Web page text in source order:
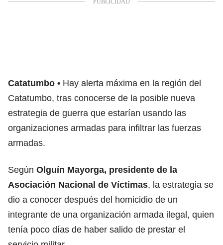
Catatumbo
Hay alerta máxima en la región del
Catatumbo, tras conocerse de la posible nueva
estrategia de guerra que estarían usando las
organizaciones armadas para infiltrar las fuerzas
armadas.
Según Olguín Mayorga, presidente de la
Asociación Nacional de Víctimas, la estrategia se
dio a conocer después del homicidio de un
integrante de una organización armada ilegal, quien
tenía poco días de haber salido de prestar el